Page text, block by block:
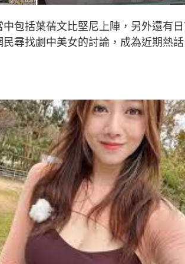
包括葉蒨文比堅尼上陣，另外還有
尋找劇中美女的討論，成為近期熱